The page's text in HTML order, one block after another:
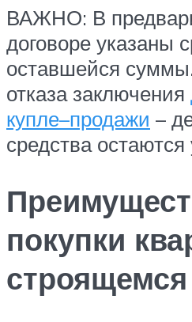
ВАЖНО: В
договоре указаны
оставшейся
отказа заключения
купле–продажи –
средства
покупки